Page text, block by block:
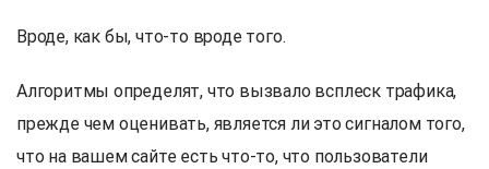
Вроде, как бы, что-то вроде того.
Алгоритмы определят, что вызвало всплеск трафика,
прежде чем оценивать, является ли это сигналом того,
что на вашем сайте есть что-то, что пользователи